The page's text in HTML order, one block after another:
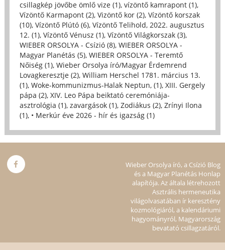
csillagkép jövőbe ömlő vize (1), vízöntő kamrapont (1),
Vízöntő Karmapont (2), Vizöntő kor (2), Vízöntő korszak
(10), Vízöntő Plútó (6), Vízöntő Telihold, 2022. augusztus
12. (1), Vízöntő Vénusz (1), Vízöntő Világkorszak (3),
WIEBER ORSOLYA - Csízió (8), WIEBER ORSOLYA -
Magyar Planétás (5), WIEBER ORSOLYA - Teremtő
Nőiség (1), Wieber Orsolya író/Magyar Érdemrend
Lovagkeresztje (2), William Herschel 1781. március 13.
(1), Woke-kommunizmus-Halak Neptun, (1), XIII. Gergely
pápa (2), XIV. Leo Pápa beiktató ceremóniája-
asztrológia (1), zavargások (1), Zodiákus (2), Zrínyi Ilona
(1), • Merkúr éve 2026 - hír és igazság (1)
Wieber Orsolya író, a Csízió Blog
és a Magyar Planétás Honlap
alapítója. Az általa létrehozott
Asztrális hermeneutika
világolvasatában ír keresztény
kozmológiáról, a kalendáriumi
hagyományról, Magyarország
bevatató csillagzatáról.